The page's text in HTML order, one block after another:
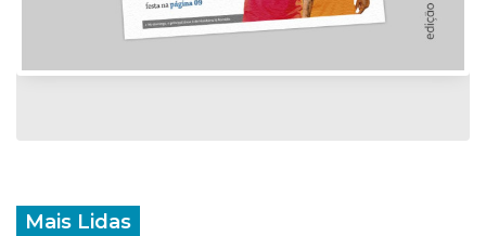
Mais Lidas